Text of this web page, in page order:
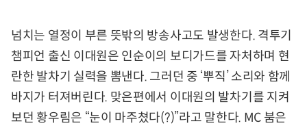
넘치는 열정이 부른 뜻밖의 방송사고도 발생한다. 격투기
챔피언 출신 이대원은 인순이의 보디가드를 자처하며 현
란한 발차기 실력을 뽐낸다. 그러던 중 ‘뿌직’ 소리와 함께
바지가 터져버린다. 맞은편에서 이대원의 발차기를 지켜
보던 황우림은 “눈이 마주쳤다(?)”라고 말한다. MC 붐은